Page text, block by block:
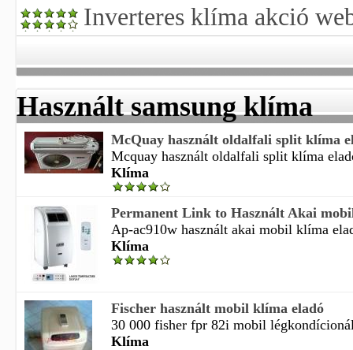
Inverteres klíma akció
Használt samsung klíma
McQuay használt oldalfali split klíma
Mcquay használt oldalfali split klíma
Klíma
Permanent Link to Használt Akai
Ap-ac910w használt akai mobil klíma
Klíma
Fischer használt mobil klíma eladó
30 000 fisher fpr 82i mobil
Klíma